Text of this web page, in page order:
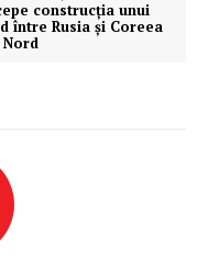
construcția unui
între Rusia și Coreea
Nord